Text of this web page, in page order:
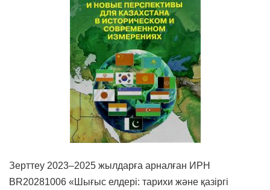
Зерттеу 2023–2025 жылдарға арналған ИРН
BR20281006 «Шығыс елдері: тарихи және қазіргі